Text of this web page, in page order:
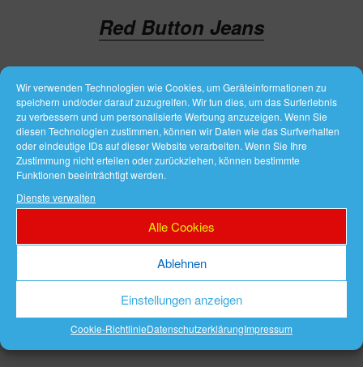
Wir verwenden Technologien wie Cookies, um Geräteinformationen zu
speichern und/oder darauf zuzugreifen. Wir tun dies, um das Surferlebnis
zu verbessern und um personalisierte Werbung anzuzeigen. Wenn Sie
diesen Technologien zustimmen, können wir Daten wie das Surfverhalten
oder eindeutige IDs auf dieser Website verarbeiten. Wenn Sie Ihre
Zustimmung nicht erteilen oder zurückziehen, können bestimmte
Funktionen beeinträchtigt werden.
Dienste verwalten
Alle Cookies
Ablehnen
Einstellungen anzeigen
Cookie-RichtlinieDatenschutzerklärungImpressum
Red Button Jeans